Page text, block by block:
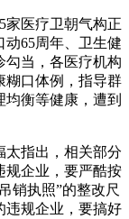
医疗卫朝气构正
65周年、卫生健
勾当，各医疗机构
糊口体例，指导群
衡等健康，遭到
指出，相关部分
规企业，要严酷按
销执照”的整改尺
违规企业，要搞好